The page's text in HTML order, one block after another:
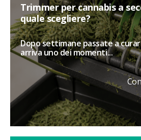
Trimmer per cannabis a
quale scegliere?
Dopo settimane passate a
arriva uno dei momenti...